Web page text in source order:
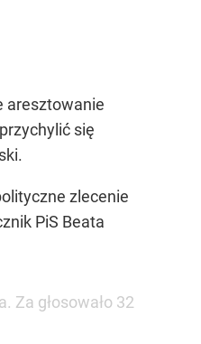
aresztowanie
się
zlecenie
PiS Beata
Za głosowało 32